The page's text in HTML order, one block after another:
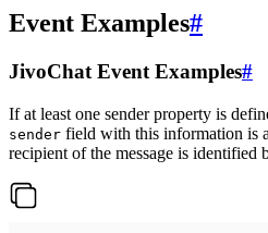
Event Examples#
JivoChat Event Examples#
If at least one sender property is
sender field with this information is
recipient of the message is identified